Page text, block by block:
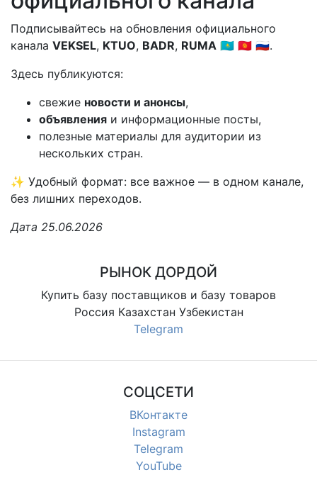
Подписывайтесь на обновления официального
канала VEKSEL, KTUO, BADR, RUMA 🇰🇿 🇰🇬 🇷🇺.
Здесь публикуются:
свежие новости и анонсы,
объявления и информационные посты,
полезные материалы для аудитории из
нескольких стран.
✨ Удобный формат: все важное — в одном канале,
без лишних переходов.
Дата 25.06.2026
РЫНОК ДОРДОЙ
Купить базу поставщиков и базу товаров
Россия Казахстан Узбекистан
Telegram
СОЦСЕТИ
ВКонтакте
Instagram
Telegram
YouTube